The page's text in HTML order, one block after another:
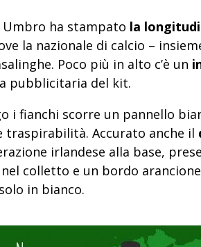
ha stampato la
la nazionale di calcio –
Poco più in alto c’è un
pubblicitaria del kit.
i fianchi scorre un pannello
traspirabilità. Accurato anche il
irlandese alla base,
nel colletto e un bordo
in bianco.